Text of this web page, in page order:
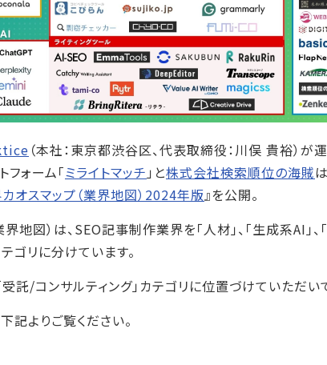
（本社：東京都渋谷区、代表取締役：川俣 貴裕）が
フォーム「ミライトマッチ 」と株式会社検索順位の海賊
オスマップ（業界地図）2024年版』を公開。
地図）は、SEO記事制作業界を「人材」、「生成系AI」、
ゴリに分けています。
受託/コンサルティング」カテゴリに位置づけていただい
記よりご覧ください。